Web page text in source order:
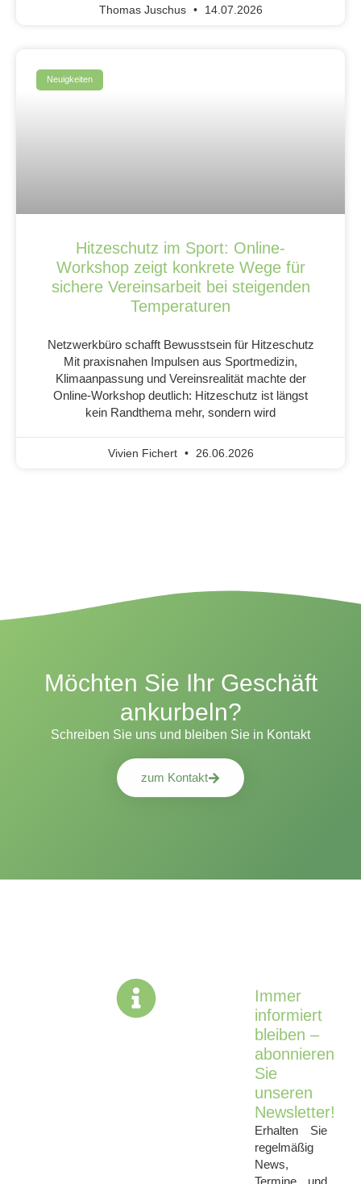
Thomas Juschus 14.07.2026
Neuigkeiten
Hitzeschutz im Sport: Online-
Workshop zeigt konkrete Wege für
sichere Vereinsarbeit bei steigenden
Temperaturen
Netzwerkbüro schafft Bewusstsein für Hitzeschutz
Mit praxisnahen Impulsen aus Sportmedizin,
Klimaanpassung und Vereinsrealität machte der
Online-Workshop deutlich: Hitzeschutz ist längst
kein Randthema mehr, sondern wird
Vivien Fichert 26.06.2026
Möchten Sie Ihr Geschäft
ankurbeln?
Schreiben Sie uns und bleiben Sie in Kontakt
zum Kontakt
Immer
informiert
bleiben –
abonnieren
Sie
unseren
Newsletter!
Erhalten Sie
regelmäßig
News,